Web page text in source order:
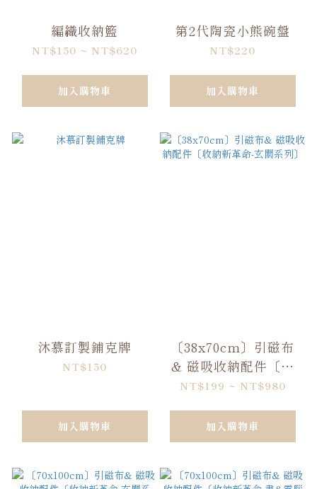
編織收納籃
NT$150 ~ NT$620
加入購物車
第2代陶瓷小熊碗盤
NT$220
加入購物車
沐慕訂製鋪克牌
NT$150
加入購物車
〔38x70cm〕引磁布
& 磁吸收納配件〔收
納新革命-玄關系列〕
NT$199 ~ NT$980
加入購物車